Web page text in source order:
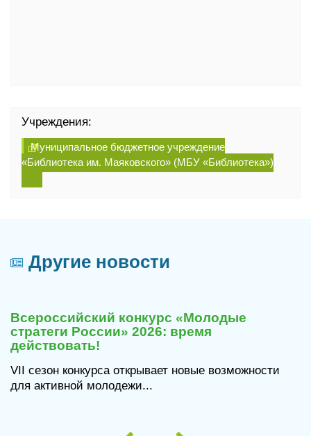
Учреждения:
Муниципальное бюджетное учреждение
«Библиотека им. Маяковского» (МБУ «Библиотека»)
Другие новости
Всероссийский конкурс «Молодые
стратеги России» 2026: время
действовать!
VII сезон конкурса открывает новые возможности
для активной молодежи...